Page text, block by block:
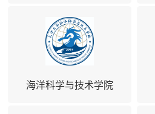
海洋科学与技术学院